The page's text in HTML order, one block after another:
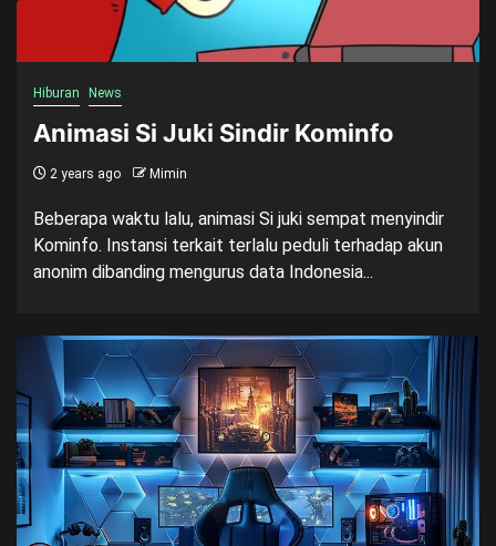
Hiburan News
Animasi Si Juki Sindir Kominfo
2 years ago Mimin
Beberapa waktu lalu, animasi Si juki sempat menyindir
Kominfo. Instansi terkait terlalu peduli terhadap akun
anonim dibanding mengurus data Indonesia...